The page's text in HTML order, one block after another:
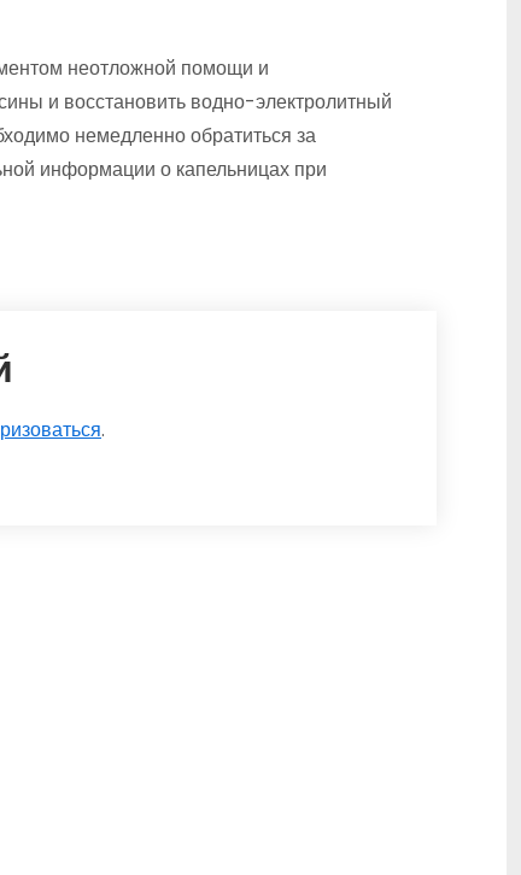
неотложной помощи и
и восстановить водно-электролитный
немедленно обратиться за
информации о капельницах при
.